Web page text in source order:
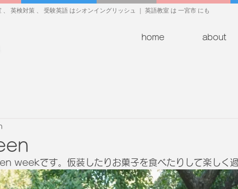
英検対策 、 受験英語 はシオンイングリッシュ ｜ 英語教室 は 一宮市 にも
home about
weekです。仮装したりお菓子を食べたりして楽しく過